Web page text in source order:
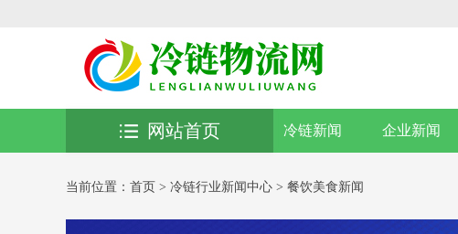
冷链新闻 企业新闻
网站首页
当前位置： 首页 > 冷链行业新闻中心 > 餐饮美食新闻